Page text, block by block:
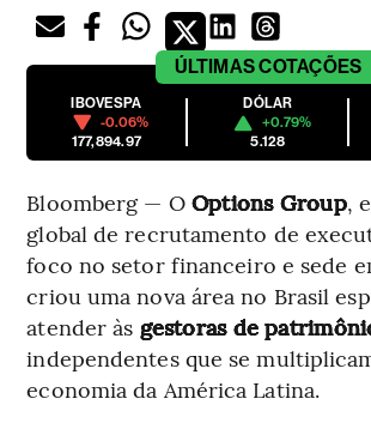
ÚLTIMASCOTAÇÕES
IBOVESPA
-0.06%
177,894.97
DÓLAR
+0.79%
5.128
Bloomberg — O Options Group,
global de recrutamento de
foco no setor financeiro e sede
criou uma nova área no Brasil
atender às gestoras de
independentes que se
economia da América Latina.